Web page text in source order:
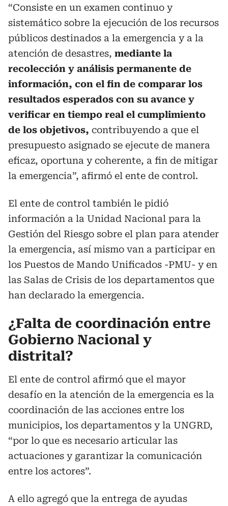
“Consiste en un examen continuo y
sistemático sobre la ejecución de los recursos
públicos destinados a la emergencia y a la
atención de desastres, mediante la
recolección y análisis permanente de
información, con el fin de comparar los
resultados esperados con su avance y
verificar en tiempo real el cumplimiento
de los objetivos, contribuyendo a que el
presupuesto asignado se ejecute de manera
eficaz, oportuna y coherente, a fin de mitigar
la emergencia”, afirmó el ente de control.
El ente de control también le pidió
información a la Unidad Nacional para la
Gestión del Riesgo sobre el plan para atender
la emergencia, así mismo van a participar en
los Puestos de Mando Unificados -PMU- y en
las Salas de Crisis de los departamentos que
han declarado la emergencia.
¿Falta de coordinación entre
Gobierno Nacional y
distrital?
El ente de control afirmó que el mayor
desafío en la atención de la emergencia es la
coordinación de las acciones entre los
municipios, los departamentos y la UNGRD,
“por lo que es necesario articular las
actuaciones y garantizar la comunicación
entre los actores”.
A ello agregó que la entrega de ayudas